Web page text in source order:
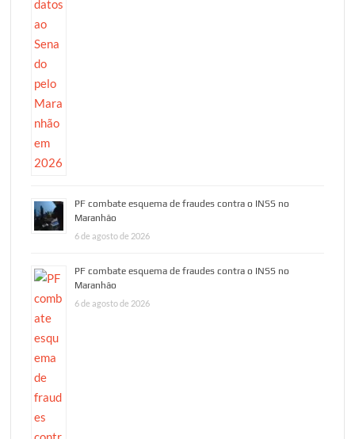
PF combate esquema de fraudes contra o INSS no
Maranhão
6 de agosto de 2026
PF combate esquema de fraudes contra o INSS no
Maranhão
6 de agosto de 2026